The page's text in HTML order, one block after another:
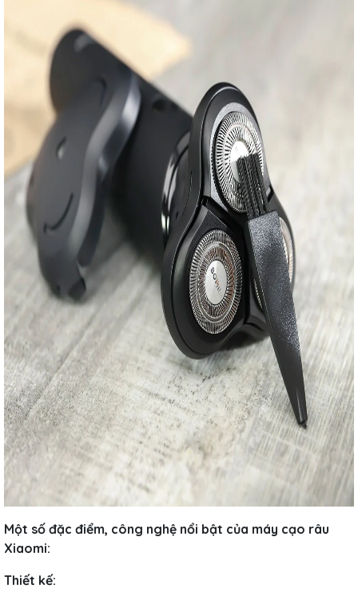
Một số đặc điểm, công nghệ nổi bật của máy cạo râu
Xiaomi:
Thiết kế: